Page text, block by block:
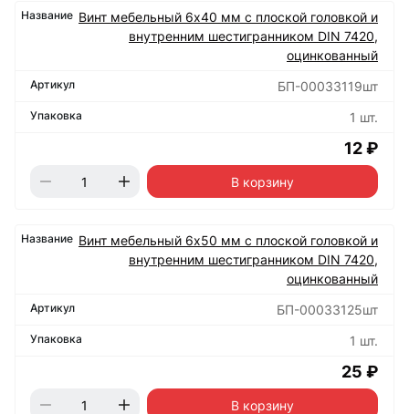
Винт мебельный 6х40 мм с плоской головкой и
внутренним шестигранником DIN 7420,
оцинкованный
БП-00033119шт
1 шт.
12 ₽
В корзину
Винт мебельный 6х50 мм с плоской головкой и
внутренним шестигранником DIN 7420,
оцинкованный
БП-00033125шт
1 шт.
25 ₽
В корзину